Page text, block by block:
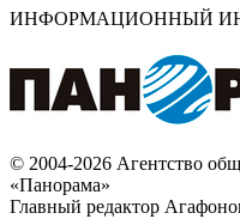
ИНФОРМАЦИОННЫЙ
© 2004-2026 Агентство
«Панорама»
Главный редактор